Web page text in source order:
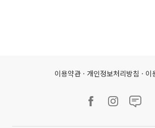
이용약관 · 개인정보처리방침 · 이